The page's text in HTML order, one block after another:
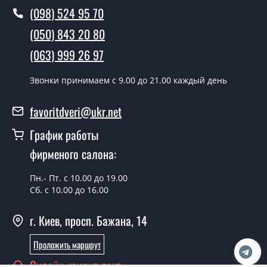
день.
Можно на сегодня вызвать
замерщика?
Да можно.
входные?
Да, мы имеем большой ассортимент готовых входных
дверей.
Какая стоимость самых дешевых
входных дверей?
Нужны двери входные эконом
класса, что посоветуете?
(098) 524 95 70
(050) 843 20 80
(063) 999 26 97
Звонки принимаем c 9.00 до 21.00 каждый день
favoritdveri@ukr.net
График работы
фирменого салона:
Пн.- Пт. с 10.00 до 19.00
Сб. с 10.00 до 16.00
г. Киев, просп. Бажана, 14
Проложить маршрут